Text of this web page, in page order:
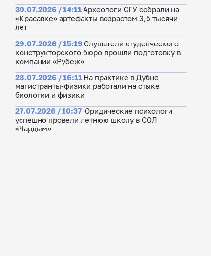
30.07.2026 / 14:11Археологи СГУ собрали на
«Красавке» артефакты возрастом 3,5 тысячи
лет
29.07.2026 / 15:19 Слушатели студенческого
конструкторского бюро прошли подготовку в
компании «Рубеж»
28.07.2026 / 16:11 На практике в Дубне
магистранты-физики работали на стыке
биологии и физики
27.07.2026 / 10:37 Юридические психологи
успешно провели летнюю школу в СОЛ
«Чардым»